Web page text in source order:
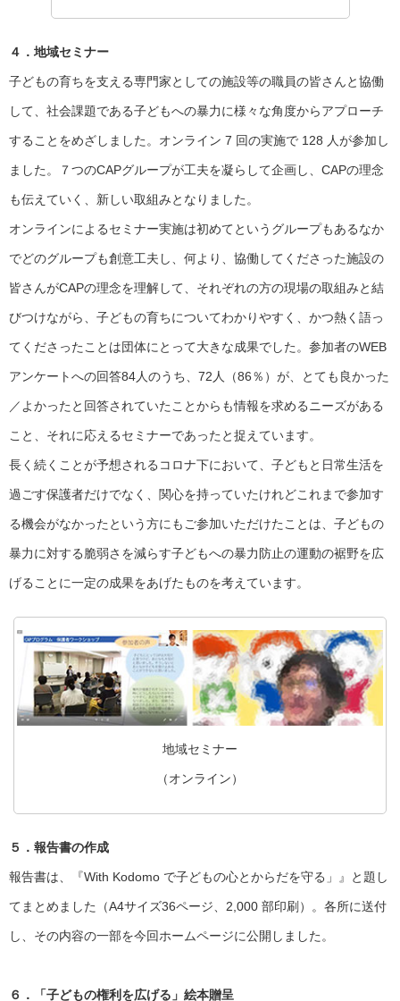
４．地域セミナー
子どもの育ちを支える専門家としての施設等の職員の皆さんと協働
して、社会課題である子どもへの暴力に様々な角度からアプローチ
することをめざしました。オンライン 7 回の実施で 128 人が参加し
ました。７つのCAPグループが工夫を凝らして企画し、CAPの理念
も伝えていく、新しい取組みとなりました。
オンラインによるセミナー実施は初めてというグループもあるなか
でどのグループも創意工夫し、何より、協働してくださった施設の
皆さんがCAPの理念を理解して、それぞれの方の現場の取組みと結
びつけながら、子どもの育ちについてわかりやすく、かつ熱く語っ
てくださったことは団体にとって大きな成果でした。参加者のWEB
アンケートへの回答84人のうち、72人（86％）が、とても良かった
／よかったと回答されていたことからも情報を求めるニーズがある
こと、それに応えるセミナーであったと捉えています。
長く続くことが予想されるコロナ下において、子どもと日常生活を
過ごす保護者だけでなく、関心を持っていたけれどこれまで参加す
る機会がなかったという方にもご参加いただけたことは、子どもの
暴力に対する脆弱さを減らす子どもへの暴力防止の運動の裾野を広
げることに一定の成果をあげたものを考えています。
地域セミナー
（オンライン）
５．報告書の作成
報告書は、『With Kodomo で子どもの心とからだを守る」』と題し
てまとめました（A4サイズ36ページ、2,000 部印刷）。各所に送付
し、その内容の一部を今回ホームページに公開しました。
６．「子どもの権利を広げる」絵本贈呈